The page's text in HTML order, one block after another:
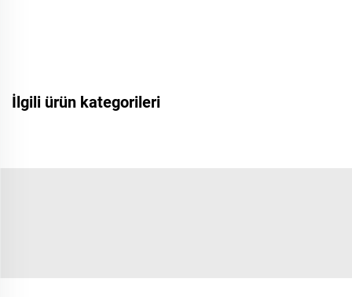
İlgili ürün kategorileri